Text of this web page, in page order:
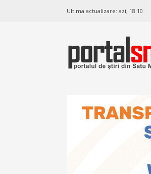
Ultima actualizare: azi, 18:10